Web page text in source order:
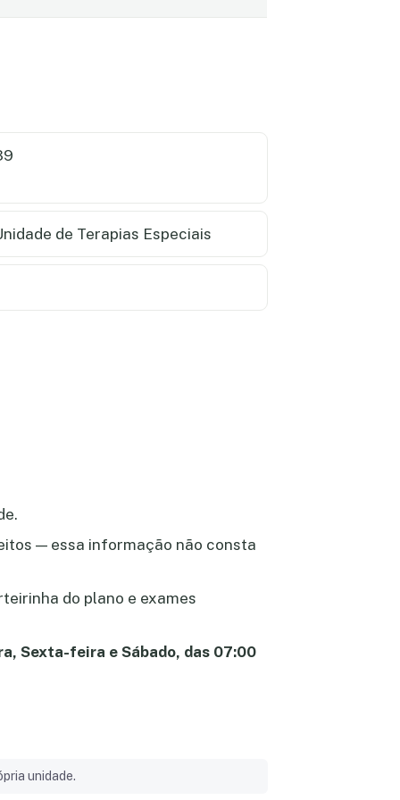
de Terapias Especiais
— essa informação não consta
do plano e exames
Sexta-feira e Sábado, das 07:00
unidade.